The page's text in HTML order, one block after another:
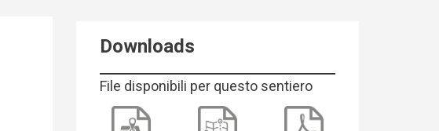
Downloads
File disponibili per questo sentiero